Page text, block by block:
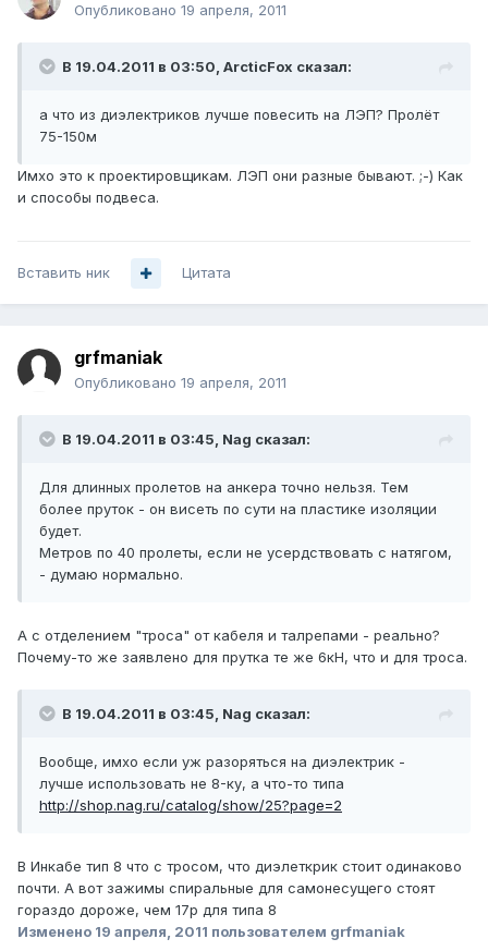
Опубликовано 19 апреля, 2011
В 19.04.2011 в 03:50, ArcticFox сказал:
а что из диэлектриков лучше повесить на ЛЭП? Пролёт
75-150м
Имхо это к проектировщикам. ЛЭП они разные бывают. ;-) Как
и способы подвеса.
Вставить ник Цитата
grfmaniak
Опубликовано 19 апреля, 2011
В 19.04.2011 в 03:45, Nag сказал:
Для длинных пролетов на анкера точно нельзя. Тем
более пруток - он висеть по сути на пластике изоляции
будет.
Метров по 40 пролеты, если не усердствовать с натягом,
- думаю нормально.
А с отделением "троса" от кабеля и талрепами - реально?
Почему-то же заявлено для прутка те же 6кН, что и для троса.
В 19.04.2011 в 03:45, Nag сказал:
Вообще, имхо если уж разоряться на диэлектрик -
лучше использовать не 8-ку, а что-то типа
http://shop.nag.ru/catalog/show/25?page=2
В Инкабе тип 8 что с тросом, что диэлеткрик стоит одинаково
почти. А вот зажимы спиральные для самонесущего стоят
гораздо дороже, чем 17р для типа 8
Изменено 19 апреля, 2011 пользователем grfmaniak